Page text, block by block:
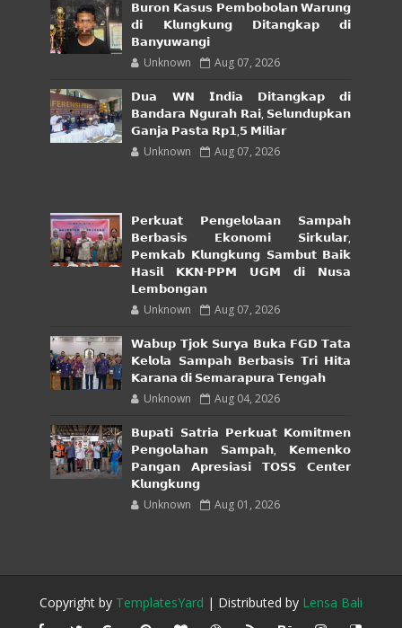
𝗕𝘂𝗿𝗼𝗻 𝗞𝗮𝘀𝘂𝘀 𝗣𝗲𝗺𝗯𝗼𝗯𝗼𝗹𝗮𝗻 𝗪𝗮𝗿𝘂𝗻𝗴
𝗱𝗶 𝗞𝗹𝘂𝗻𝗴𝗸𝘂𝗻𝗴 𝗗𝗶𝘁𝗮𝗻𝗴𝗸𝗮𝗽 𝗱𝗶
𝗕𝗮𝗻𝘆𝘂𝘄𝗮𝗻𝗴𝗶
Unknown Aug 07, 2026
𝗗𝘂𝗮 𝗪𝗡 𝗜𝗻𝗱𝗶𝗮 𝗗𝗶𝘁𝗮𝗻𝗴𝗸𝗮𝗽 𝗱𝗶
𝗕𝗮𝗻𝗱𝗮𝗿𝗮 𝗡𝗴𝘂𝗿𝗮𝗵 𝗥𝗮𝗶, 𝗦𝗲𝗹𝘂𝗻𝗱𝘂𝗽𝗸𝗮𝗻
𝗚𝗮𝗻𝗷𝗮 𝗣𝗮𝘀𝘁𝗮 𝗥𝗽𝟭,𝟱 𝗠𝗶𝗹𝗶𝗮𝗿
Unknown Aug 07, 2026
𝗣𝗲𝗿𝗸𝘂𝗮𝘁 𝗣𝗲𝗻𝗴𝗲𝗹𝗼𝗹𝗮𝗮𝗻 𝗦𝗮𝗺𝗽𝗮𝗵
𝗕𝗲𝗿𝗯𝗮𝘀𝗶𝘀 𝗘𝗸𝗼𝗻𝗼𝗺𝗶 𝗦𝗶𝗿𝗸𝘂𝗹𝗮𝗿,
𝗣𝗲𝗺𝗸𝗮𝗯 𝗞𝗹𝘂𝗻𝗴𝗸𝘂𝗻𝗴 𝗦𝗮𝗺𝗯𝘂𝘁 𝗕𝗮𝗶𝗸
𝗛𝗮𝘀𝗶𝗹 𝗞𝗞𝗡-𝗣𝗣𝗠 𝗨𝗚𝗠 𝗱𝗶 𝗡𝘂𝘀𝗮
𝗟𝗲𝗺𝗯𝗼𝗻𝗴𝗮𝗻
Unknown Aug 07, 2026
𝗪𝗮𝗯𝘂𝗽 𝗧𝗷𝗼𝗸 𝗦𝘂𝗿𝘆𝗮 𝗕𝘂𝗸𝗮 𝗙𝗚𝗗 𝗧𝗮𝘁𝗮
𝗞𝗲𝗹𝗼𝗹𝗮 𝗦𝗮𝗺𝗽𝗮𝗵 𝗕𝗲𝗿𝗯𝗮𝘀𝗶𝘀 𝗧𝗿𝗶 𝗛𝗶𝘁𝗮
𝗞𝗮𝗿𝗮𝗻𝗮 𝗱𝗶 𝗦𝗲𝗺𝗮𝗿𝗮𝗽𝘂𝗿𝗮 𝗧𝗲𝗻𝗴𝗮𝗵
Unknown Aug 04, 2026
𝗕𝘂𝗽𝗮𝘁𝗶 𝗦𝗮𝘁𝗿𝗶𝗮 𝗣𝗲𝗿𝗸𝘂𝗮𝘁 𝗞𝗼𝗺𝗶𝘁𝗺𝗲𝗻
𝗣𝗲𝗻𝗴𝗼𝗹𝗮𝗵𝗮𝗻 𝗦𝗮𝗺𝗽𝗮𝗵, 𝗞𝗲𝗺𝗲𝗻𝗸𝗼
𝗣𝗮𝗻𝗴𝗮𝗻 𝗔𝗽𝗿𝗲𝘀𝗶𝗮𝘀𝗶 𝗧𝗢𝗦𝗦 𝗖𝗲𝗻𝘁𝗲𝗿
𝗞𝗹𝘂𝗻𝗴𝗸𝘂𝗻𝗴
Unknown Aug 01, 2026
Copyright by TemplatesYard | Distributed by Lensa Bali